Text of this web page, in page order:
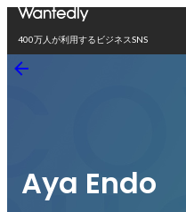
400万人が利用するビジネスSNS
Aya Endo